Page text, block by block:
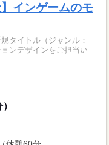
インゲームのモ
タイトル（ジャンル：
ンデザインをご担当い